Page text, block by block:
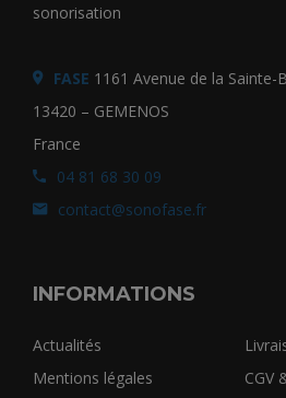
sonorisation
FASE 1161 Avenue de la Sainte-
13420 – GEMENOS
France
04 81 68 30 09
contact@sonofase.fr
INFORMATIONS
Actualités
Mentions légales
CGV